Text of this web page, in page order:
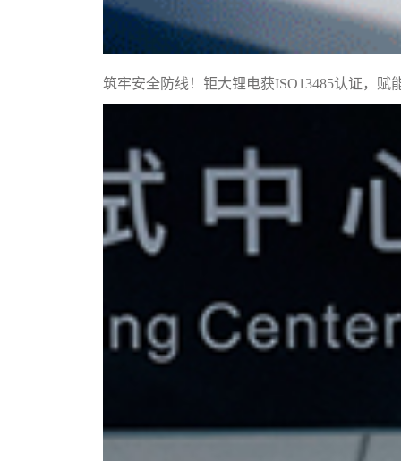
筑牢安全防线！钜大锂电获ISO13485认证，赋